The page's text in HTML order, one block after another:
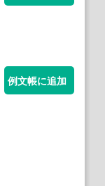
例文帳に追加